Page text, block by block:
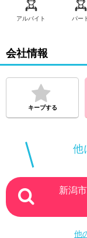
アルバイト パー
会社情報
キープする
他
新潟
他